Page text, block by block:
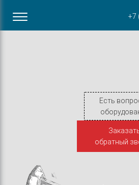
+7
ул. Пирогова,
Есть
обратный